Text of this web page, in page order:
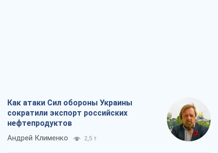
Как атаки Сил обороны Украины
сократили экспорт российских
нефтепродуктов
Андрей Клименко 2,5 т.